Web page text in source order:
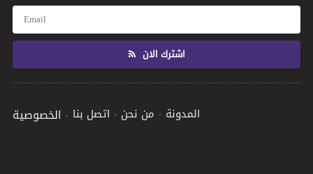
اشترك الان
الخصوصية اتصل بنا من نحن المدونة